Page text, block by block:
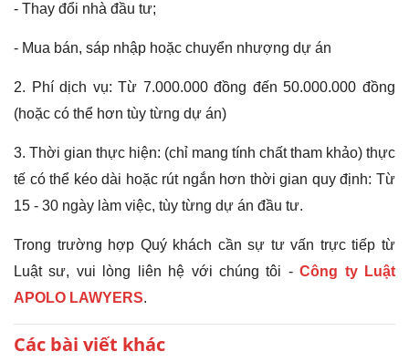
- Thay đổi nhà đầu tư;
- Mua bán, sáp nhập hoặc chuyển nhượng dự án
2. Phí dịch vụ:Từ 7.000.000 đồng đến 50.000.000 đồng
(hoặc có thể hơn tùy từng dự án)
3. Thời gian thực hiện: (chỉ mang tính chất tham khảo) thực
tế có thể kéo dài hoặc rút ngắn hơn thời gian quy định: Từ
15 - 30 ngày làm việc, tùy từng dự án đầu tư.
Trong trường hợp Quý khách cần sự tư vấn trực tiếp từ
Luật sư, vui lòng liên hệ với chúng tôi -Công ty Luật
APOLO LAWYERS.
Các bài viết khác